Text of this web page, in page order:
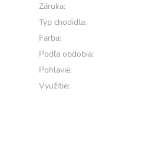
Záruka:
Typ chodidla:
Farba:
Podľa obdobia:
Pohlavie:
Využitie: